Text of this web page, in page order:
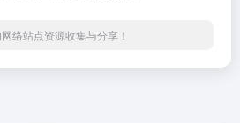
络站点资源收集与分享！